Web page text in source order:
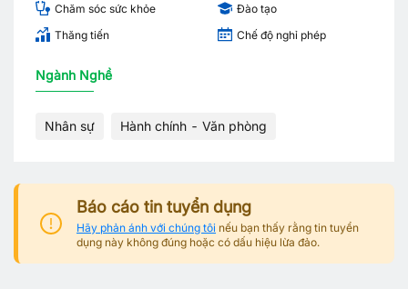
Chăm sóc sức khỏe
Đào tạo
Thăng tiến
Chế độ nghỉ phép
Ngành Nghề
Nhân sự Hành chính - Văn phòng
Báo cáo tin tuyển dụng
Hãy phản ánh với chúng tôi nếu bạn thấy rằng tin tuyển
dụng này không đúng hoặc có dấu hiệu lừa đảo.